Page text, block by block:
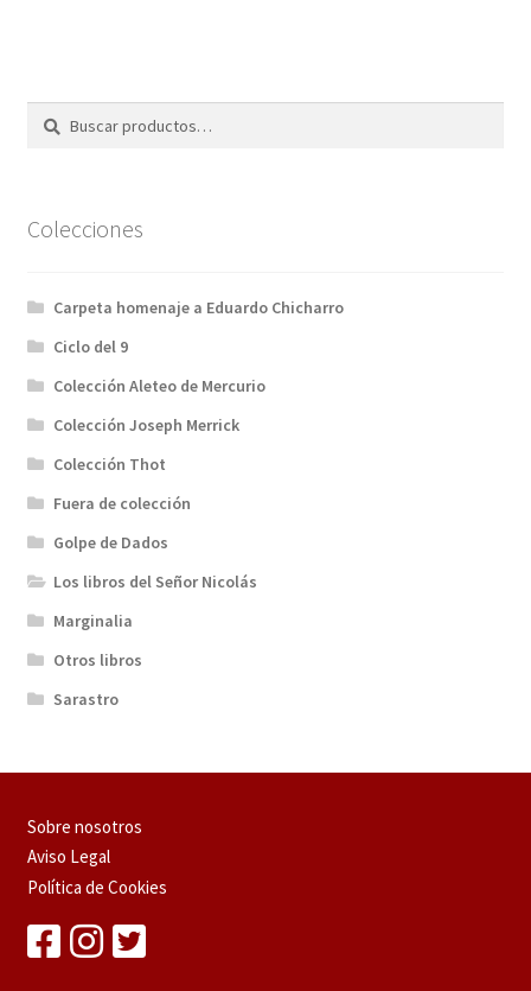
Buscar
Buscar
Colecciones
Carpeta homenaje a Eduardo Chicharro
Ciclo del 9
Colección Aleteo de Mercurio
Colección Joseph Merrick
Colección Thot
Fuera de colección
Golpe de Dados
Los libros del Señor Nicolás
Marginalia
Otros libros
Sarastro
Sobre nosotros
Aviso Legal
Política de Cookies